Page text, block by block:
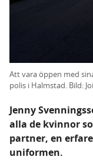
Att vara öppen med
polis i Halmstad. Bild:
Jenny
alla de kvinnor
partner, en
uniformen.